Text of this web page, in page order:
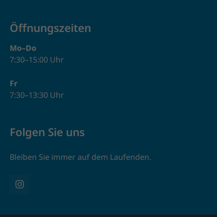
Öffnungszeiten
Mo–Do
7:30–15:00 Uhr
Fr
7:30–13:30 Uhr
Folgen Sie uns
Bleiben Sie immer auf dem Laufenden.